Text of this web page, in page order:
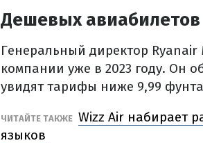
Дешевых авиабилетов
Генеральный директор
компании уже в 2023 году. Он
увидят тарифы ниже 9,99
ЧИТАЙТЕ ТАКЖЕ Wizz Air набирает
языков